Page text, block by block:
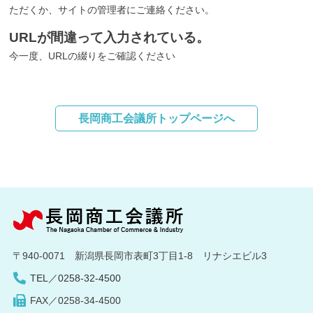
ただくか、サイトの管理者にご連絡ください。
URLが間違って入力されている。
今一度、URLの綴りをご確認ください
長岡商工会議所トップページへ
〒940-0071 新潟県長岡市表町3丁目1-8 リナシエビル3
TEL／0258-32-4500
FAX／0258-34-4500